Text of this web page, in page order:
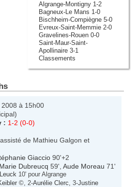
Algrange-Montigny 1-2
Bagneux-Le Mans 1-0
Bischheim-Compiègne 5-0
Evreux-Saint-Memmie 2-0
Gravelines-Rouen 0-0
Saint-Maur-Saint-
Apollinaire 3-1
Classements
à 15h00
: 1-2 (0-0)
de Mathieu Galgon et
Giaccio 90'+2
Marie Dubreucq 59', Aude Moreau 71'
10' pour Algrange
©, 2-Aurélie Clerc , 3-Justine